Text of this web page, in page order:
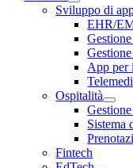
Sviluppo di
EHR/
App per
Ospitalità
Sistema
Fintech